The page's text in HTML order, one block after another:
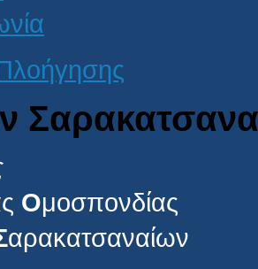
Ομοσπονδίας
αρακατσαναίων